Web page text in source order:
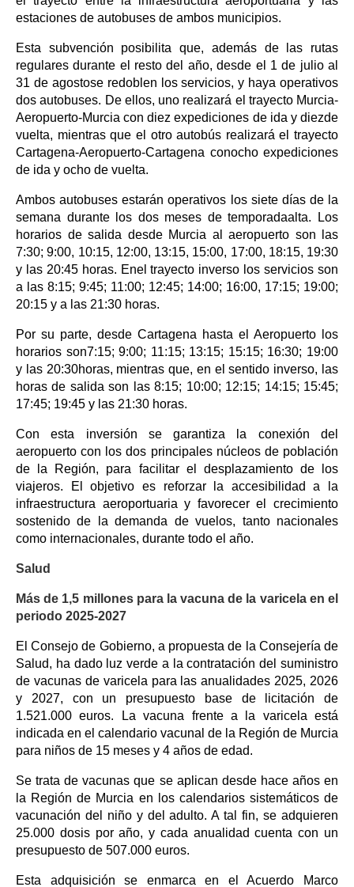
estaciones de autobuses de ambos municipios.
Esta subvención posibilita que, además de las rutas
regulares durante el resto del año, desde el 1 de julio al
31 de agostose redoblen los servicios, y haya operativos
dos autobuses. De ellos, uno realizará el trayecto Murcia-
Aeropuerto-Murcia con diez expediciones de ida y diezde
vuelta, mientras que el otro autobús realizará el trayecto
Cartagena-Aeropuerto-Cartagena conocho expediciones
de ida y ocho de vuelta.
Ambos autobuses estarán operativos los siete días de la
semana durante los dos meses de temporadaalta. Los
horarios de salida desde Murcia al aeropuerto son las
7:30; 9:00, 10:15, 12:00, 13:15, 15:00, 17:00, 18:15, 19:30
y las 20:45 horas. Enel trayecto inverso los servicios son
a las 8:15; 9:45; 11:00; 12:45; 14:00; 16:00, 17:15; 19:00;
20:15 y a las 21:30 horas.
Por su parte, desde Cartagena hasta el Aeropuerto los
horarios son7:15; 9:00; 11:15; 13:15; 15:15; 16:30; 19:00
y las 20:30horas, mientras que, en el sentido inverso, las
horas de salida son las 8:15; 10:00; 12:15; 14:15; 15:45;
17:45; 19:45 y las 21:30 horas.
Con esta inversión se garantiza la conexión del
aeropuerto con los dos principales núcleos de población
de la Región, para facilitar el desplazamiento de los
viajeros. El objetivo es reforzar la accesibilidad a la
infraestructura aeroportuaria y favorecer el crecimiento
sostenido de la demanda de vuelos, tanto nacionales
como internacionales, durante todo el año.
Salud
Más de 1,5 millones para la vacuna de la varicela en el
periodo 2025-2027
El Consejo de Gobierno, a propuesta de la Consejería de
Salud, ha dado luz verde a la contratación del suministro
de vacunas de varicela para las anualidades 2025, 2026
y 2027, con un presupuesto base de licitación de
1.521.000 euros. La vacuna frente a la varicela está
indicada en el calendario vacunal de la Región de Murcia
para niños de 15 meses y 4 años de edad.
Se trata de vacunas que se aplican desde hace años en
la Región de Murcia en los calendarios sistemáticos de
vacunación del niño y del adulto. A tal fin, se adquieren
25.000 dosis por año, y cada anualidad cuenta con un
presupuesto de 507.000 euros.
Esta adquisición se enmarca en el Acuerdo Marco